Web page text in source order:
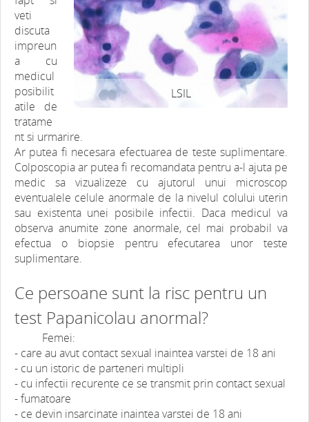
LSIL
veti
discuta
impreun
a cu
medicul
posibilit
atile de
tratame
nt si urmarire.
Ar putea fi necesara efectuarea de teste suplimentare.
Colposcopia ar putea fi recomandata pentru a-l ajuta pe
medic sa vizualizeze cu ajutorul unui microscop
eventualele celule anormale de la nivelul colului uterin
sau existenta unei posibile infectii. Daca medicul va
observa anumite zone anormale, cel mai probabil va
efectua o biopsie pentru efecutarea unor teste
suplimentare.
Ce persoane sunt la risc pentru un
test Papanicolau anormal?
Femei:
- care au avut contact sexual inaintea varstei de 18 ani
- cu un istoric de parteneri multipli
- cu infectii recurente ce se transmit prin contact sexual
- fumatoare
- ce devin insarcinate inaintea varstei de 18 ani